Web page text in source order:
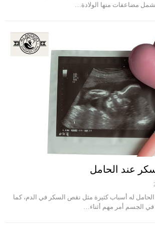
مضاعفات منها الولادة…
عند الحامل
له أسباب كثيرة مثل نقص السكر في الدم، كما
الجسم أمر مهم أثناء…